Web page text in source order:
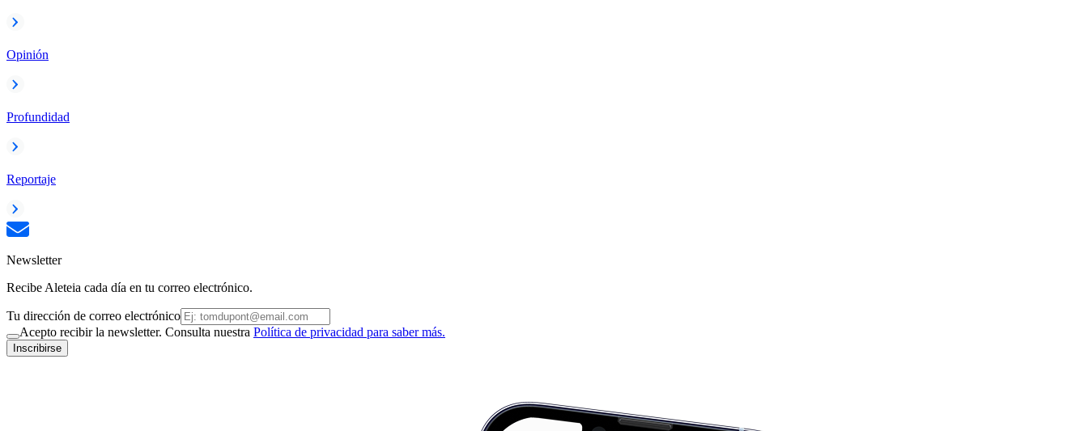
Opinión
Profundidad
Reportaje
Newsletter
Recibe Aleteia cada día en tu correo electrónico.
Tu dirección de correo electrónico
Acepto recibir la newsletter. Consulta nuestra Política de privacidad para saber más.
Inscribirse